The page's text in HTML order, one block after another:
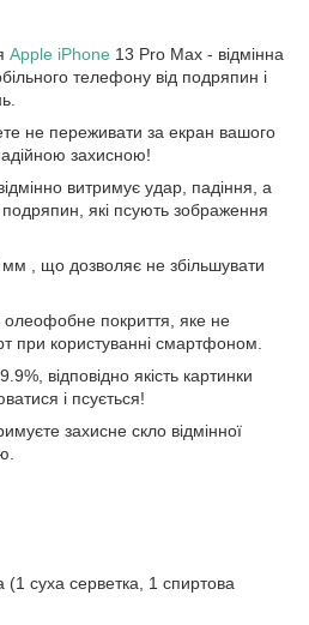
Apple iPhone 13 Pro Max - відмінна
телефону від подряпин і
не переживати за екран вашого
захисною!
витримує удар, падіння, а
які псують зображення
, що дозволяє не збільшувати
олеофобне покриття, яке не
при користуванні смартфоном.
відповідно якість картинки
і псується!
захисне скло відмінної
(1 суха серветка, 1 спиртова